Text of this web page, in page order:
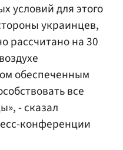
условий для этого
украинцев,
рассчитано на 30
обеспеченным
все
- сказал
конференции